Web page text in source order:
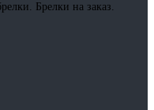
Брелки на заказ.